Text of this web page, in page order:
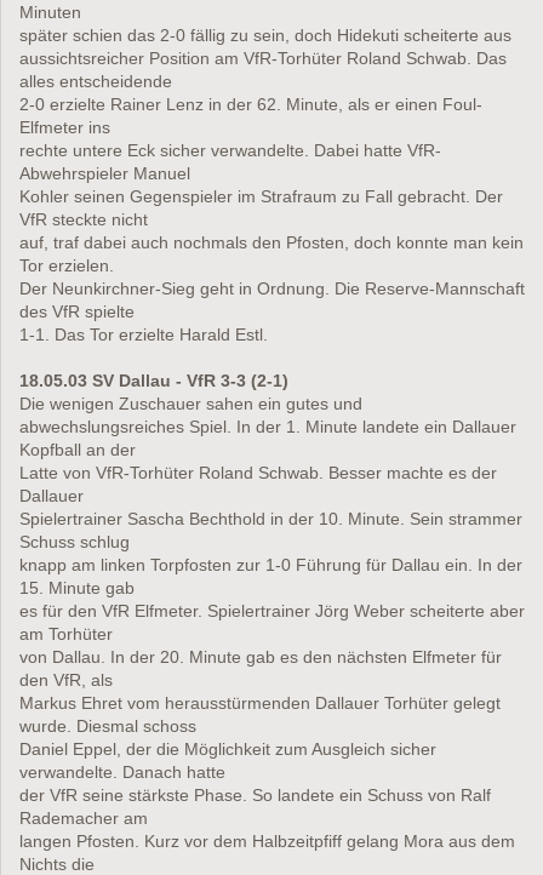
Minuten
später schien das 2-0 fällig zu sein, doch Hidekuti scheiterte aus
aussichtsreicher Position am VfR-Torhüter Roland Schwab. Das
alles entscheidende
2-0 erzielte Rainer Lenz in der 62. Minute, als er einen Foul-
Elfmeter ins
rechte untere Eck sicher verwandelte. Dabei hatte VfR-
Abwehrspieler Manuel
Kohler seinen Gegenspieler im Strafraum zu Fall gebracht. Der
VfR steckte nicht
auf, traf dabei auch nochmals den Pfosten, doch konnte man kein
Tor erzielen.
Der Neunkirchner-Sieg geht in Ordnung. Die Reserve-Mannschaft
des VfR spielte
1-1. Das Tor erzielte Harald Estl.
18.05.03 SV Dallau - VfR 3-3 (2-1)
Die wenigen Zuschauer sahen ein gutes und
abwechslungsreiches Spiel. In der 1. Minute landete ein Dallauer
Kopfball an der
Latte von VfR-Torhüter Roland Schwab. Besser machte es der
Dallauer
Spielertrainer Sascha Bechthold in der 10. Minute. Sein strammer
Schuss schlug
knapp am linken Torpfosten zur 1-0 Führung für Dallau ein. In der
15. Minute gab
es für den VfR Elfmeter. Spielertrainer Jörg Weber scheiterte aber
am Torhüter
von Dallau. In der 20. Minute gab es den nächsten Elfmeter für
den VfR, als
Markus Ehret vom herausstürmenden Dallauer Torhüter gelegt
wurde. Diesmal schoss
Daniel Eppel, der die Möglichkeit zum Ausgleich sicher
verwandelte. Danach hatte
der VfR seine stärkste Phase. So landete ein Schuss von Ralf
Rademacher am
langen Pfosten. Kurz vor dem Halbzeitpfiff gelang Mora aus dem
Nichts die